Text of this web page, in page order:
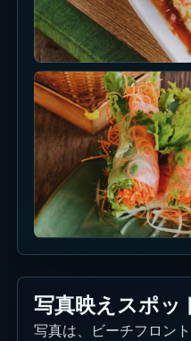
写真映えスポッ
写真は、ビーチフロン